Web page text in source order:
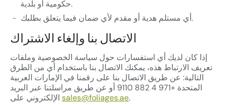
حكومية أو بلدية.
أي مستلم هدية أو مقدم لأي ضمان فيما يتعلق بطلبك.
الاتصال بنا وإلغاء الاشتراك
إذا كان لديك أي استفسارات حول سياسة الخصوصية وملفات
تعريف الارتباط هذه، يمكنك الاتصال بنا باستخدام أي من الطرق
التالية: عن طريق الاتصال بنا على رقمنا في الإمارات العربية
المتحدة +971 4 882 9110 أو عن طريق مراسلتنا عبر البريد
sales@foliages.ae.